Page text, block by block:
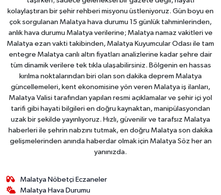
kolaylaştıran bir şehir rehberi misyonu üstleniyoruz. Gün boyu en
çok sorgulanan Malatya hava durumu 15 günlük tahminlerinden,
anlık hava durumu Malatya verilerine; Malatya namaz vakitleri ve
Malatya ezan vakti takibinden, Malatya Kuyumcular Odası ile tam
entegre Malatya canlı altın fiyatları analizlerine kadar şehre dair
tüm dinamik verilere tek tıkla ulaşabilirsiniz. Bölgenin en hassas
kırılma noktalarından biri olan son dakika deprem Malatya
güncellemeleri, kent ekonomisine yön veren Malatya iş ilanları,
Malatya Valisi tarafından yapılan resmi açıklamalar ve şehir içi yol
tarifi gibi hayati bilgileri en doğru kaynaktan, manipülasyondan
uzak bir şekilde yayınlıyoruz. Hızlı, güvenilir ve tarafsız Malatya
haberleri ile şehrin nabzını tutmak, en doğru Malatya son dakika
gelişmelerinden anında haberdar olmak için Malatya Söz her an
yanınızda.
Malatya Nöbetçi Eczaneler
Malatya Hava Durumu